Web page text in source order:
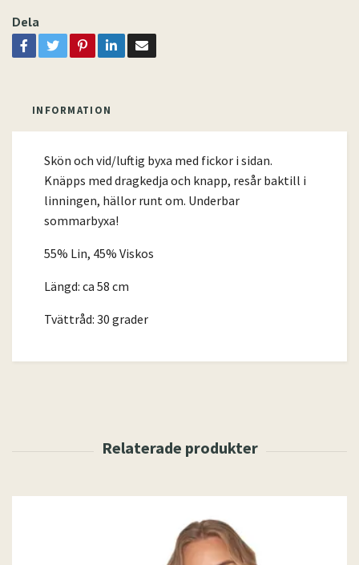
Dela
INFORMATION
Skön och vid/luftig byxa med fickor i sidan.
Knäpps med dragkedja och knapp, resår baktill i
linningen, hällor runt om. Underbar
sommarbyxa!
55% Lin, 45% Viskos
Längd: ca 58 cm
Tvättråd: 30 grader